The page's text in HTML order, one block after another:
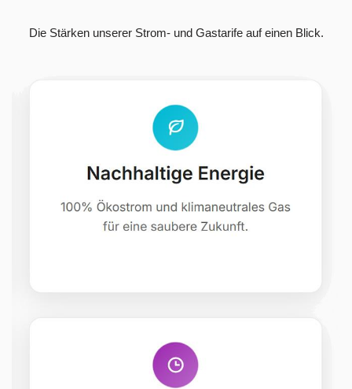
Die Stärken unserer Strom- und Gastarife auf einen Blick.